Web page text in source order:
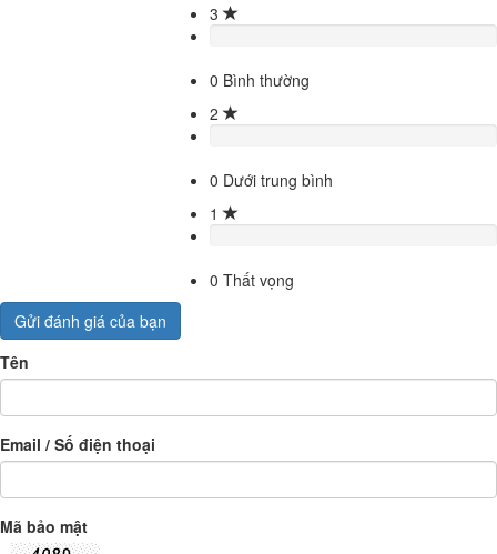
3
0 Bình thường
2
0 Dưới trung bình
1
0 Thất vọng
Gửi đánh giá của bạn
Tên
Email / Số điện thoại
Mã bảo mật